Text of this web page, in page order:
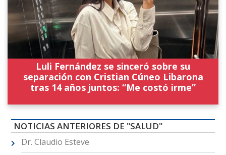
Luli Fernández se sinceró sobre su
separación con Cristian Cúneo Libarona
tras 14 años juntos: “Me costó irme”
NOTICIAS ANTERIORES DE "SALUD"
Dr. Claudio Esteve